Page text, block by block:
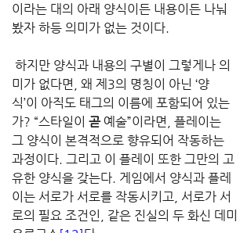
이라는 대의 아래 양식이든 내용이든 나눠
봤자 하등 의미가 없는 것이다.
하지만 양식과 내용의 구별이 그렇게나 의
미가 없다면, 왜 제3의 명칭이 아닌 ‘양
식’이 아직도 태그의 이름에 포함되어 있는
가? “스타일이 곧 예술”이라면, 플레이는
그 양식이 본격적으로 향유되어 작동하는
과정이다. 그리고 이 플레이 또한 그만의 고
유한 양식을 갖는다. 게임에서 양식과 플레
이는 서로가 서로를 작동시키고, 서로가 서
로의 필요 조건인, 같은 진실의 두 화신 데미